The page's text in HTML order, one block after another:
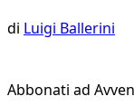
di Luigi Ballerini
Abbonati ad